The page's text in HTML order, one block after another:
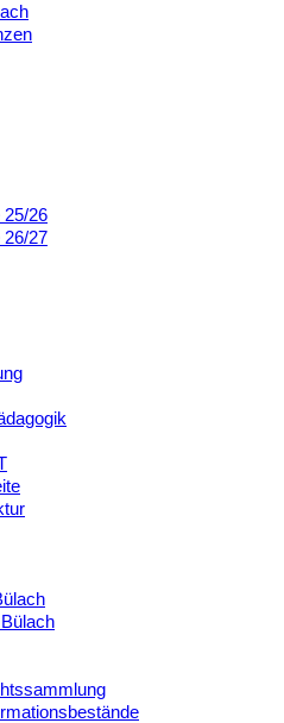
25/26
26/27